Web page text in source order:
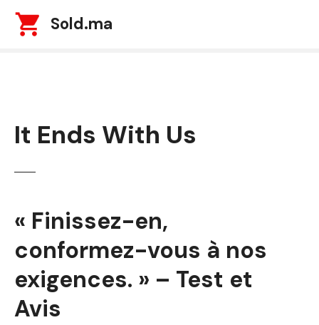
Sold.ma
It Ends With Us
« Finissez-en,
conformez-vous à nos
exigences. » – Test et
Avis